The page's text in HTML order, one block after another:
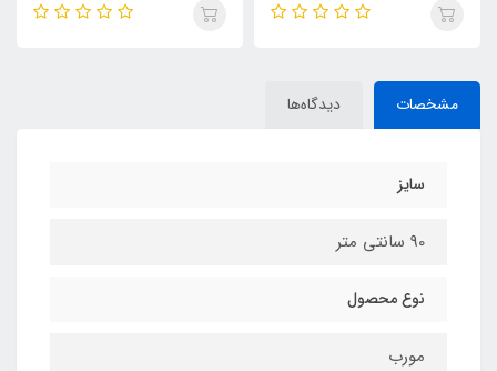
مشخصات دیدگاه‌ها
سایز
90 سانتی متر
نوع محصول
مورب